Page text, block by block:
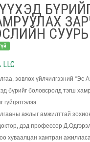
LLC
зөвлөх үйлчилгээний
бүрийг боловсролд тэгш
гүйцэтгэлээ.
ажлыг амжилттай
дэд профессор
хуваалцан хамтран